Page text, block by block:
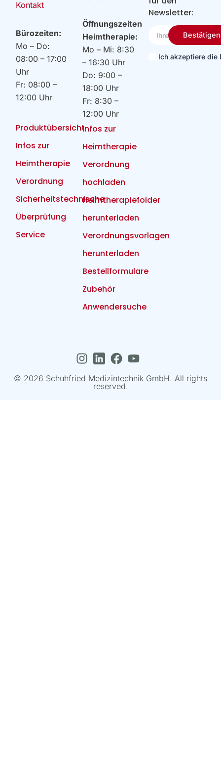
Kontakt
Bürozeiten:
Mo – Do:
08:00 – 17:00
Uhr
Fr: 08:00 –
12:00 Uhr
Produktübersicht
Infos zur
Heimtherapie
Verordnung
Sicherheitstechnische
Überprüfung
Service
Öffnungszeiten
Heimtherapie:
Mo – Mi: 8:30
– 16:30 Uhr
Do: 9:00 –
18:00 Uhr
Fr: 8:30 –
12:00 Uhr
Infos zur
Heimtherapie
Verordnung
hochladen
Heimtherapiefolder
herunterladen
Verordnungsvorlagen
herunterladen
Bestellformulare
Zubehör
Anwendersuche
Newsletter:
Email
Ich akzeptiere die
Bestätigen
© 2026 Schuhfried Medizintechnik GmbH. All rights
reserved.